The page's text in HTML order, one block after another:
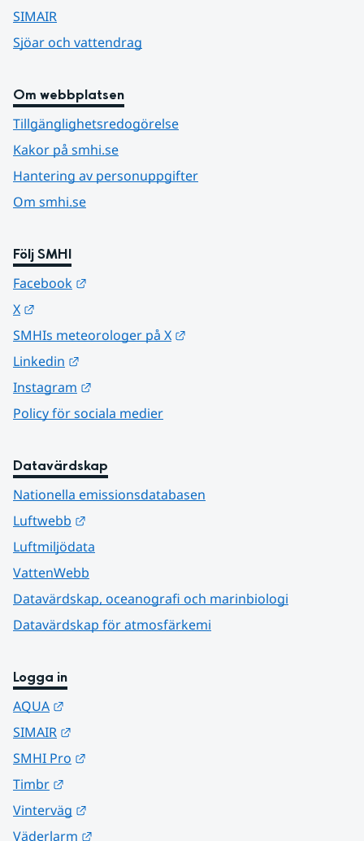
SIMAIR
Sjöar och vattendrag
Om webbplatsen
Tillgänglighetsredogörelse
Kakor på smhi.se
Hantering av personuppgifter
Om smhi.se
Följ SMHI
Facebook
X
SMHIs meteorologer på X
Linkedin
Instagram
Policy för sociala medier
Datavärdskap
Nationella emissionsdatabasen
Luftwebb
Luftmiljödata
VattenWebb
Datavärdskap, oceanografi och marinbiologi
Datavärdskap för atmosfärkemi
Logga in
AQUA
SIMAIR
SMHI Pro
Timbr
Vinterväg
Väderlarm